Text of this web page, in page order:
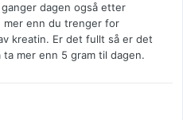
dagen også etter
mer enn du trenger for
kreatin. Er det fullt så er det
mer enn 5 gram til dagen.